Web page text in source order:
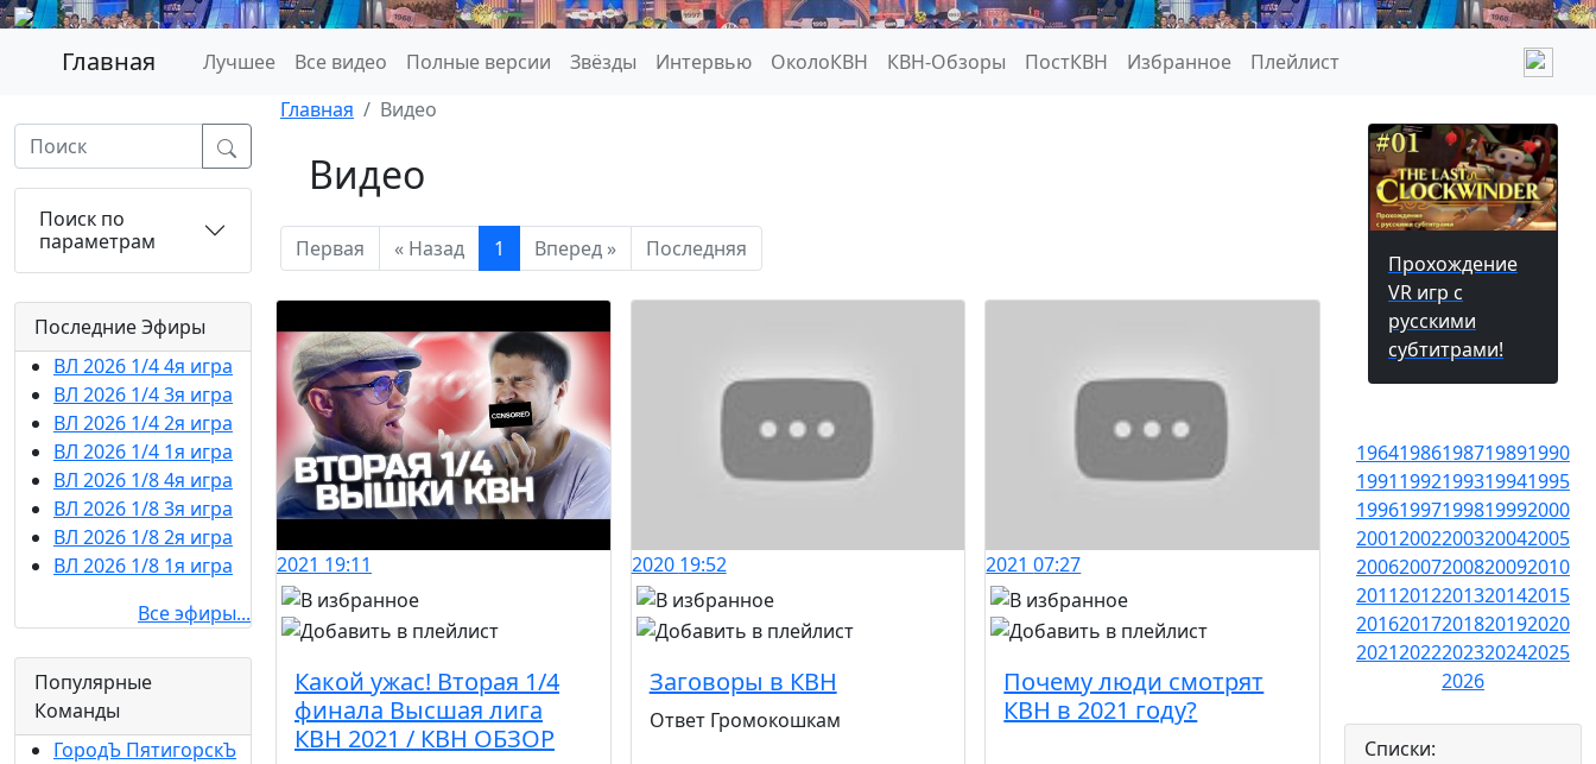
Главная Лучшее Все видео Полные версии Звёзды Интервью ОколоКВН КВН-Обзоры ПостКВН Избранное Плейлист
Поиск по
параметрам
Последние Эфиры
ВЛ 2026 1/4 4я игра
ВЛ 2026 1/4 3я игра
ВЛ 2026 1/4 2я игра
ВЛ 2026 1/4 1я игра
ВЛ 2026 1/8 4я игра
ВЛ 2026 1/8 3я игра
ВЛ 2026 1/8 2я игра
ВЛ 2026 1/8 1я игра
Все эфиры...
Популярные
Команды
ГородЪ ПятигорскЪ
Главная Видео
Видео
Первая « Назад 1 Вперед » Последняя
2021 19:11
Какой ужас! Вторая 1/4
финала Высшая лига
КВН 2021 / КВН ОБЗОР
2020 19:52
Заговоры в КВН
Ответ Громокошкам
202107:27
Почему люди смотрят
КВН в 2021 году?
Прохождение
VR игр с
русскими
субтитрами!
19641986198719891990
19911992199319941995
19961997199819992000
20012002200320042005
20062007200820092010
20112012201320142015
20162017201820192020
20212022202320242025
2026
Списки: